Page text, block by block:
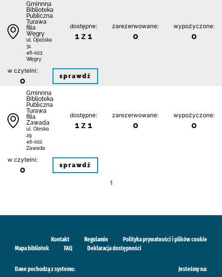
Gminnna
Biblioteka
Publiczna
Turawa
filia
Węgry
ul. Opolska
31
46-023
Węgry
dostępne:
1 z 1
zarezerwowane:
0
wypożyczone:
0
w czytelni:
0 sprawdź
Gminnna
Biblioteka
Publiczna
Turawa
filia
Zawada
ul. Oleska
29
46-022
Zawada
dostępne:
1 z 1
zarezerwowane:
0
wypożyczone:
0
w czytelni:
0 sprawdź
1
Kontakt Regulamin
Polityka prywatności i plików cookie
Mapa bibliotek
FAQ Deklaracja dostępności
Dane pochodzą z systemu: Jesteśmy na: